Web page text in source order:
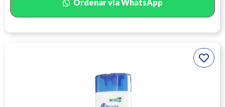
Ordenar vía WhatsApp